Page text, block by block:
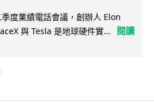
度業績電話會議，創辦人 Elon
與 Tesla 是地球硬件實...
閱讀